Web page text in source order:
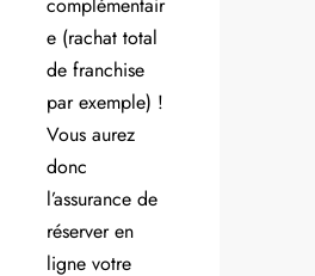
complémentair
e (rachat total
de franchise
par exemple) !
Vous aurez
donc
l’assurance de
réserver en
ligne votre